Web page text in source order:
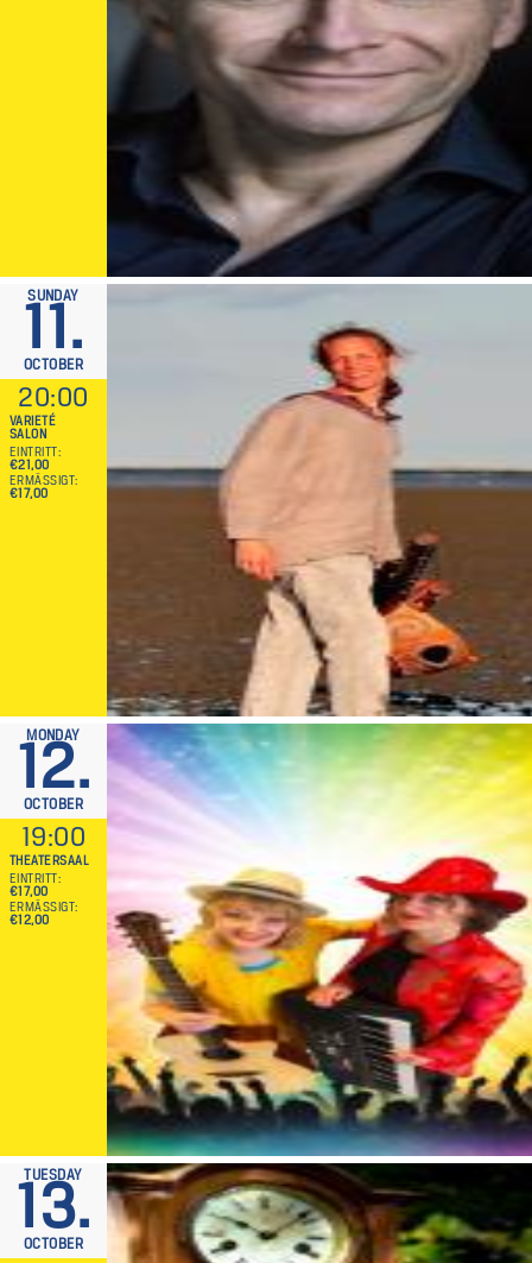
SUNDAY
11.
OCTOBER
20:00
VARIETÉ
SALON
EINTRITT
€21,00
ERMÄSSIGT
€17,00
MONDAY
12.
OCTOBER
19:00
THEATERSAAL
EINTRITT
€17,00
ERMÄSSIGT
€12,00
TUESDAY
13.
OCTOBER